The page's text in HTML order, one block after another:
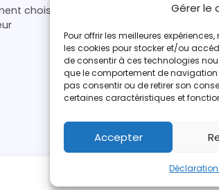
Gérer le
Pour offrir les meilleures
les cookies pour stocker et/ou
de consentir à ces technologies
que le comportement de navigation
pas consentir ou de retirer son
certaines caractéristiques et
Accepter
choisir les
Voyage(4)